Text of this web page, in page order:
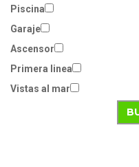
Piscina
Garaje
Ascensor
Primera linea
Vistas al mar